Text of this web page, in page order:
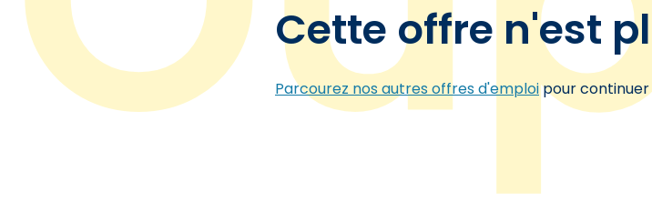
Cette offre n'est
Parcourez nos autres offres d'emploipour